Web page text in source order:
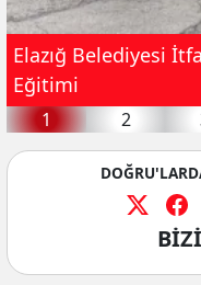
Elazığ Belediyesi
Eğitimi
1 2